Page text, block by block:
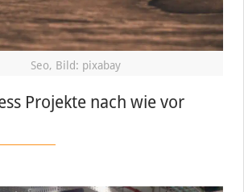
Seo, Bild: pixabay
Projekte nach wie vor